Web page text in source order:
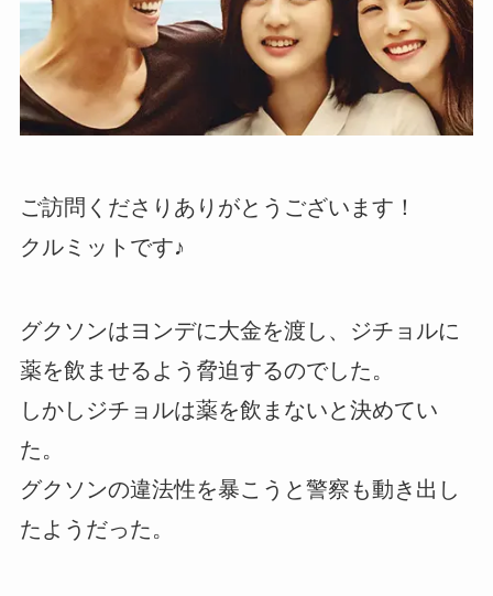
ご訪問くださりありがとうございます！
クルミットです♪
グクソンはヨンデに大金を渡し、ジチョルに
薬を飲ませるよう脅迫するのでした。
しかしジチョルは薬を飲まないと決めてい
た。
グクソンの違法性を暴こうと警察も動き出し
たようだった。